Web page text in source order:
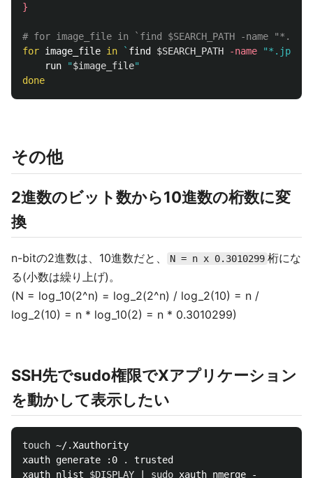
}
# for image_file in `find $SEARCH_PATH -name
for image_file in ` find $SEARCH_PATH -name "*.jpg"
run
"$image_file"
done
その他
2進数のビット数から10進数の桁数に変
換
n-bitの2進数は、10進数だと、 N = n x 0.3010299 桁にな
る(小数は繰り上げ)。
(N = log_10(2^n) = log_2(2^n) / log_2(10) = n /
log_2(10) = n * log_10(2) = n * 0.3010299)
SSH先でsudo権限でXアプリケーション
を動かして表示したい
touch ~/.Xauthority
xauth generate :0
.
trusted
xauth nlist $DISPLAY sudo